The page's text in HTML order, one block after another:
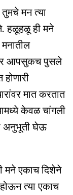
तुमचे मन त्या
हळूहळू ही मने
आपसुकच पुसले
मात करतात
केवळ चांगली
अनुभूती घेऊ
मने एकाच दिशेने
त्या एकाच